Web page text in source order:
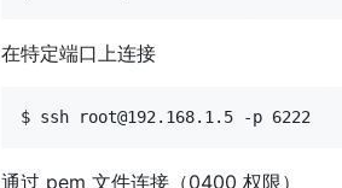
在特定端口上连接
$ ssh root@192.168.1.5 -p 6222
通过 pem 文件连接（0400 权限）